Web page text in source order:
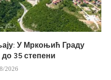
У Мркоњић Граду
35 степени
2026